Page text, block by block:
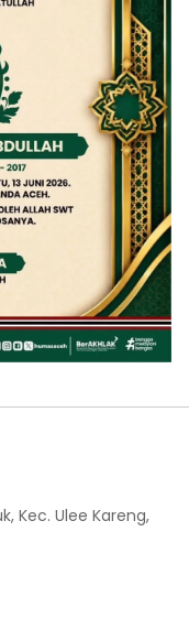
Kec. Ulee Kareng,